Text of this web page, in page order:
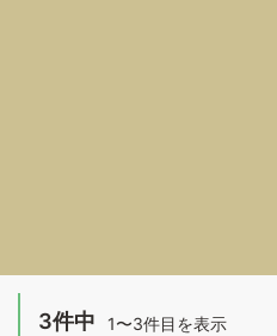
3件中 1〜3件目を表示